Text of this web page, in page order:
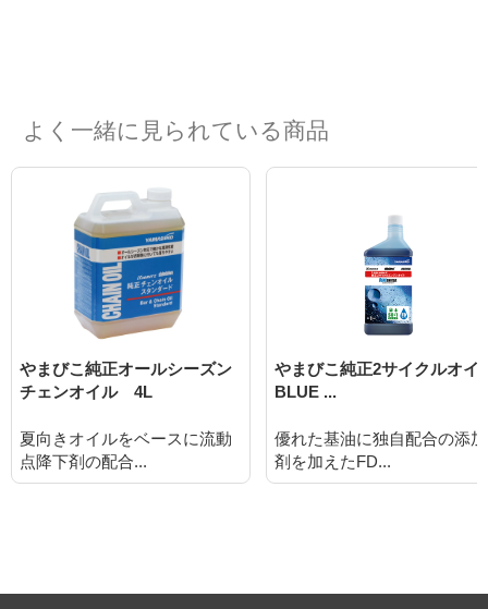
よく一緒に見られている商品
やまびこ純正オールシーズン
チェンオイル 4L
夏向きオイルをベースに流動
点降下剤の配合...
やまびこ純正2サイクルオイ
BLUE ...
優れた基油に独自配合の添加
剤を加えたFD...